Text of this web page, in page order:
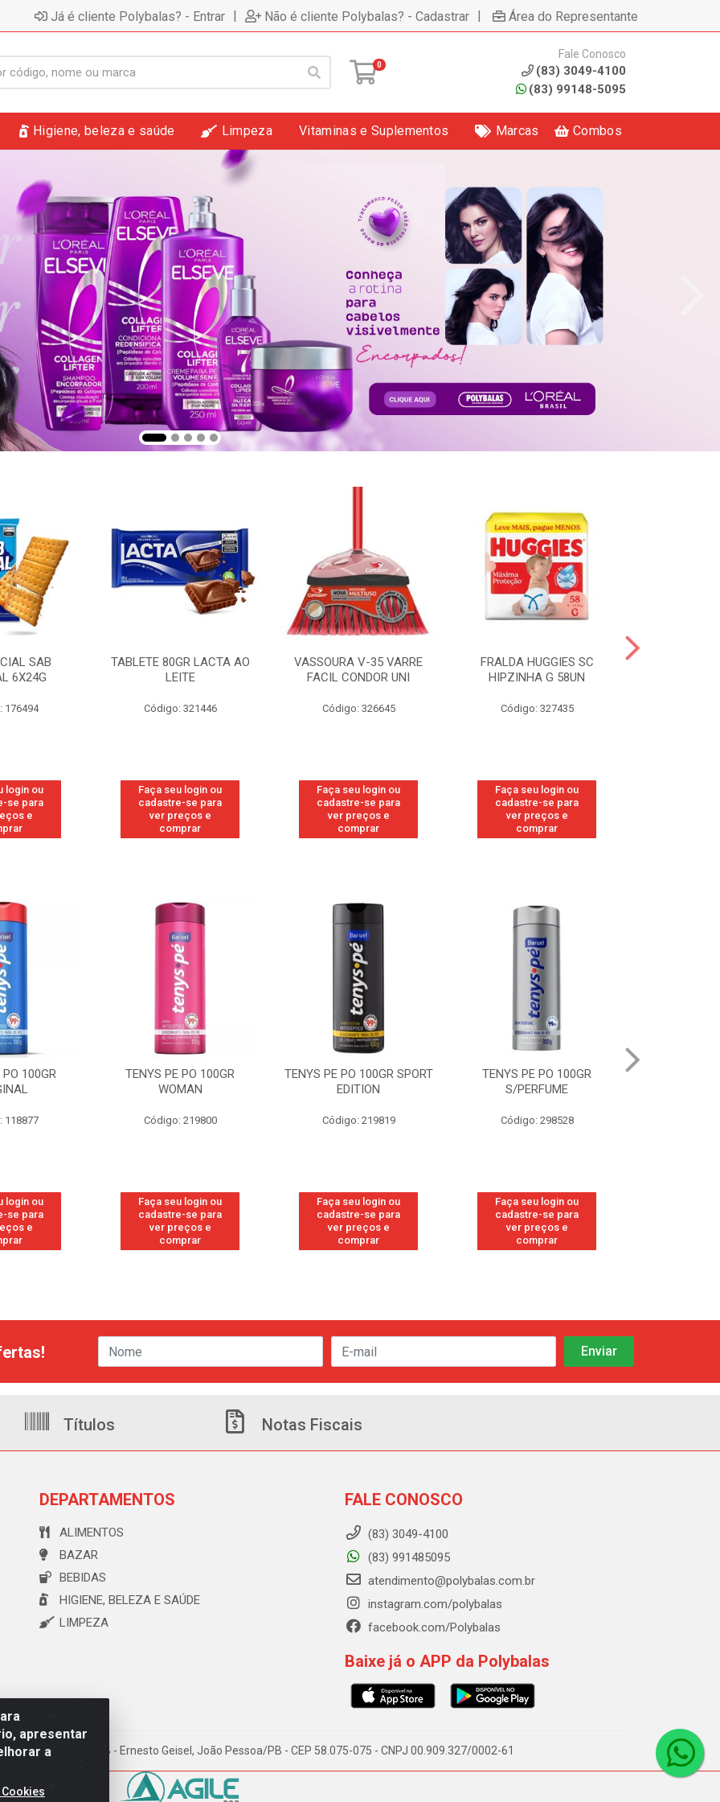
Já é cliente Polybalas? - Entrar | Não é cliente Polybalas? - Cadastrar | Área do Representante
0
Fale Conosco
(83) 3049-4100
(83) 99148-5095
Higiene, beleza e saúde Limpeza Vitaminas e Suplementos Marcas Combos
SAB
6X24G
176494
login ou
se para
e
TABLETE 80GR LACTA AO
LEITE
Código: 321446
Faça seu login ou
cadastre-se para
ver preços e
comprar
VASSOURA V-35 VARRE
FACIL CONDOR UNI
Código: 326645
Faça seu login ou
cadastre-se para
ver preços e
comprar
FRALDA HUGGIES SC
HIPZINHA G 58UN
Código: 327435
Faça seu login ou
cadastre-se para
ver preços e
comprar
100GR
118877
login ou
se para
e
TENYS PE PO 100GR
WOMAN
Código: 219800
Faça seu login ou
cadastre-se para
ver preços e
comprar
TENYS PE PO 100GR SPORT
EDITION
Código: 219819
Faça seu login ou
cadastre-se para
ver preços e
comprar
TENYS PE PO 100GR
S/PERFUME
Código: 298528
Faça seu login ou
cadastre-se para
ver preços e
comprar
apresentar
a
Títulos Notas Fiscais
DEPARTAMENTOS
ALIMENTOS
BAZAR
BEBIDAS
HIGIENE, BELEZA E SAÚDE
LIMPEZA
FALE CONOSCO
(83) 3049-4100
(83) 991485095
atendimento@polybalas.com.br
instagram.com/polybalas
facebook.com/Polybalas
Baixe já o APP da Polybalas
173 Galpão B - Ernesto Geisel, João Pessoa/PB - CEP 58.075-075 - CNPJ 00.909.327/0002-61